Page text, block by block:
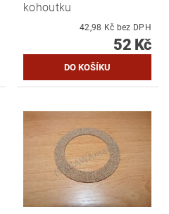
kohoutku
42,98 Kč bez DPH
52 Kč